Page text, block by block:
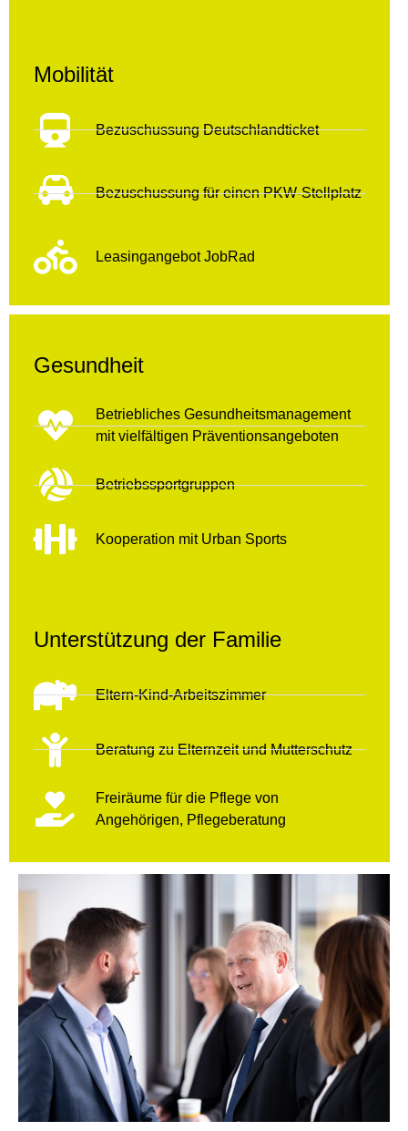
Mobilität
Bezuschussung Deutschlandticket
Bezuschussung für einen PKW-Stellplatz
Leasingangebot JobRad
Gesundheit
Betriebliches Gesundheitsmanagement
mit vielfältigen Präventionsangeboten
Betriebssportgruppen
Kooperation mit Urban Sports
Unterstützung der Familie
Eltern-Kind-Arbeitszimmer
Beratung zu Elternzeit und Mutterschutz
Freiräume für die Pflege von
Angehörigen, Pflegeberatung